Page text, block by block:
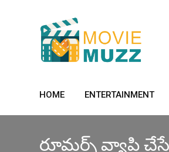
HOME ENTERTAINMENT
రూమర్స్ వ్యాప్తి